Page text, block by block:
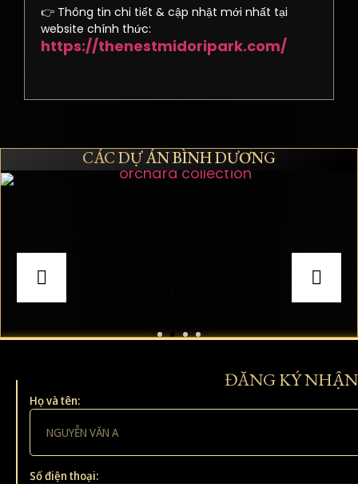
👉 Thông tin chi tiết & cập nhật mới nhất tại
website chính thức:
https://thenestmidoripark.com/
CÁC DỰ ÁN BÌNH DƯƠNG
ĐĂNG KÝ
Họ và tên:
Số điện thoại: